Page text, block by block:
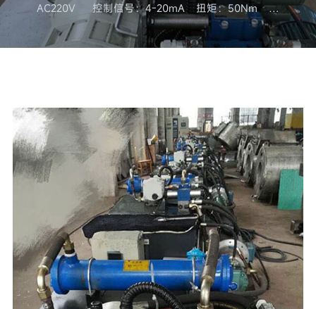
AC220V 控制信号：4-20mA 扭矩：50Nm …